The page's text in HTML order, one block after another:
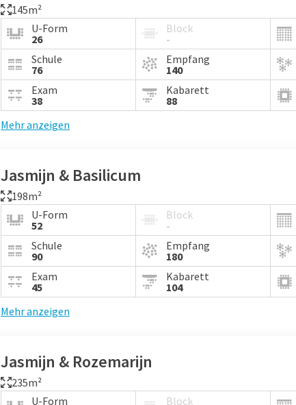
145m²
U-Form
26
Block
-
Schule
76
Empfang
140
Exam
38
Kabarett
88
Mehr anzeigen
Jasmijn & Basilicum
198m²
U-Form
52
Block
-
Schule
90
Empfang
180
Exam
45
Kabarett
104
Mehr anzeigen
Jasmijn & Rozemarijn
235m²
U-Form
Block